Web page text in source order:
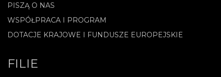
PISZĄ O NAS
WSPÓŁPRACA I PROGRAM
DOTACJE KRAJOWE I FUNDUSZE EUROPEJSKIE
FILIE